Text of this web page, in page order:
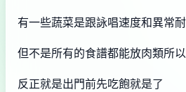
有一些蔬菜是跟詠唱速度和異常
但不是所有的食譜都能放肉類所
反正就是出門前先吃飽就是了